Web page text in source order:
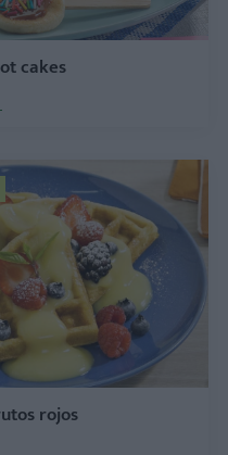
cakes
rojos